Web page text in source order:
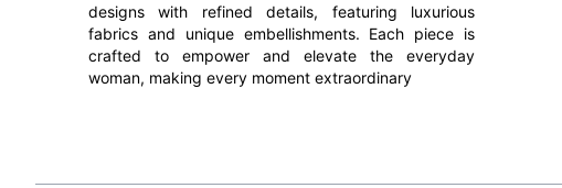
designs with refined details, featuring luxurious
fabrics and unique embellishments. Each piece is
crafted to empower and elevate the everyday
woman, making every moment extraordinary